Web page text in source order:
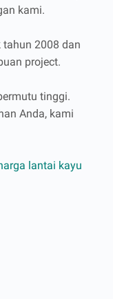
kami.
tahun 2008 dan
project.
tinggi.
Anda, kami
lantai kayu